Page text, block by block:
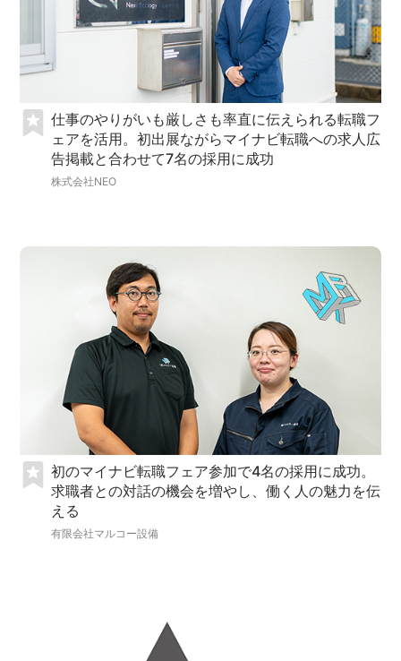
仕事のやりがいも厳しさも率直に伝えられる転職フ
ェアを活用。初出展ながらマイナビ転職への求人広
告掲載と合わせて7名の採用に成功
株式会社NEO
初のマイナビ転職フェア参加で4名の採用に成功。
求職者との対話の機会を増やし、働く人の魅力を伝
える
有限会社マルコー設備